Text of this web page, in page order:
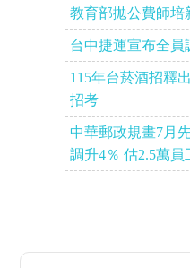
教育部拋公費師培
台中捷運宣布全員
115年台菸酒招釋
招考
中華郵政規畫7月
調升4％ 估2.5萬員